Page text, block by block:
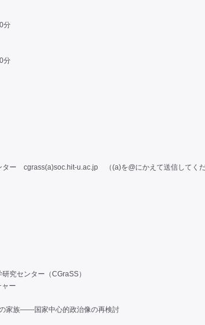
分
分
ター cgrass(a)soc.hit-u.ac.jp （(a)を@にかえて送信してくだ
究センター（CGraSS）
ャー
の家族――国家中心的政治像の再検討